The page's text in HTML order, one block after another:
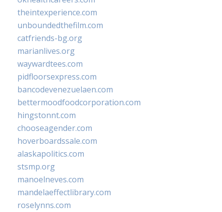
theintexperience.com
unboundedthefilm.com
catfriends-bg.org
marianlives.org
waywardtees.com
pidfloorsexpress.com
bancodevenezuelaen.com
bettermoodfoodcorporation.com
hingstonnt.com
chooseagender.com
hoverboardssale.com
alaskapolitics.com
stsmp.org
manoelneves.com
mandelaeffectlibrary.com
roselynns.com